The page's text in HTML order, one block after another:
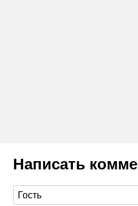
Написать